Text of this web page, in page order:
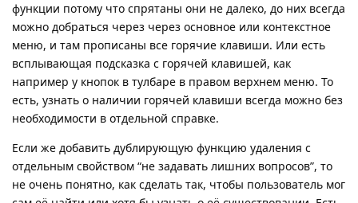
функции потому что спрятаны они не далеко, до них всегда
можно добраться через через основное или контекстное
меню, и там прописаны все горячие клавиши. Или есть
всплывающая подсказка с горячей клавишей, как
например у кнопок в тулбаре в правом верхнем меню. То
есть, узнать о наличии горячей клавиши всегда можно без
необходимости в отдельной справке.
Если же добавить дублирующую функцию удаления с
отдельным свойством “не задавать лишних вопросов”, то
не очень понятно, как сделать так, чтобы пользователь мог